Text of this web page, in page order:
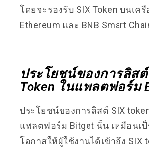
โดยจะรองรับ SIX Token บนเครื
Ethereum และ BNB Smart
ประโยชน์ของการลิสต์
Token ในแพลตฟอร์ม
ประโยชน์ของการลิสต์ SIX
แพลตฟอร์ม Bitget นั้น เหมือนเป็
โอกาสให้ผู้ใช้งานได้เข้าถึง SIX